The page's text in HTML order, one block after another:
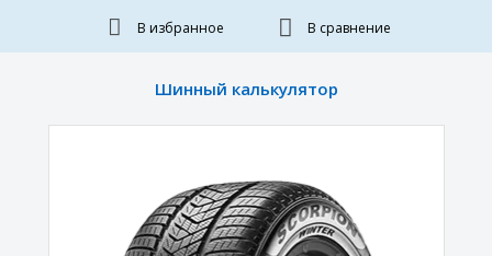
В избранное В сравнение
Шинный калькулятор